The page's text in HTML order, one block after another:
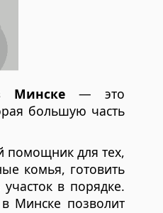
Минске — это
большую часть
помощник для тех,
комья, готовить
в порядке.
Минске позволит